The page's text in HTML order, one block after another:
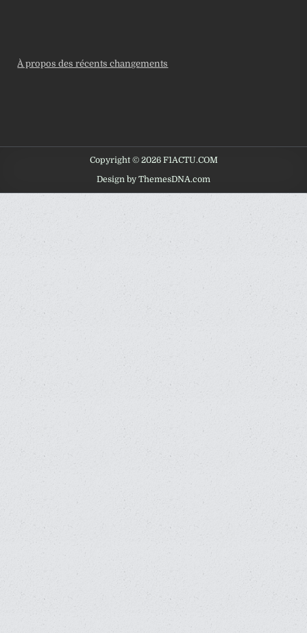
À propos des récents changements
Copyright © 2026 F1ACTU.COM
Design by ThemesDNA.com